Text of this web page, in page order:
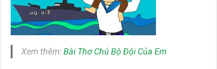
Xem thêm:Bài Thơ Chú Bộ Đội Của Em